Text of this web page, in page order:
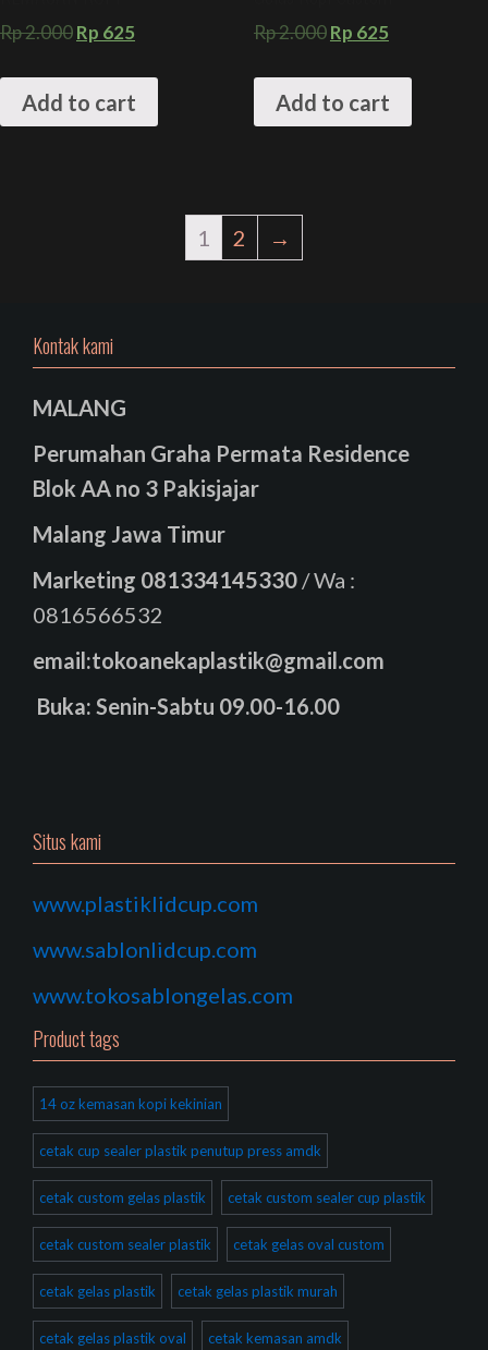
Rp2.000Rp 625
Add to cart
Rp2.000Rp 625
Add to cart
1 2 →
Kontak kami
MALANG
Perumahan Graha Permata Residence
Blok AA no 3 Pakisjajar
Malang Jawa Timur
Marketing 081334145330 / Wa :
0816566532
email:tokoanekaplastik@gmail.com
Buka: Senin-Sabtu 09.00-16.00
Situs kami
www.plastiklidcup.com
www.sablonlidcup.com
www.tokosablongelas.com
Product tags
14 oz kemasan kopi kekinian
cetak cup sealer plastik penutup press amdk
cetak custom gelas plastik cetak custom sealer cup plastik
cetak custom sealer plastik cetak gelas oval custom
cetak gelas plastik cetak gelas plastik murah
cetak gelas plastik oval cetak kemasan amdk